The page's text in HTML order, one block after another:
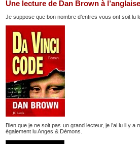
Une lecture de Dan Brown à l’anglaise
Je suppose que bon nombre d’entres vous ont soit lu
Bien que je ne soit pas un grand lecteur, je l’ai lu il y a
également lu Anges & Démons.